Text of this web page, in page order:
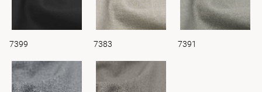
7399 7383 7391